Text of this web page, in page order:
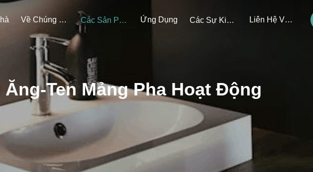
Về Chúng Tôi Các Sản Phẩm Ứng Dụng Các Sự Kiện Liên Hệ Với Chúng Tôi
Ăng-Ten Mảng Pha Hoạt Động